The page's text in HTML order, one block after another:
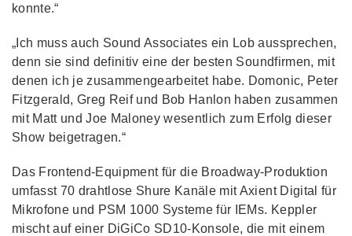
konnte.“
„Ich muss auch Sound Associates ein Lob aussprechen,
denn sie sind definitiv eine der besten Soundfirmen, mit
denen ich je zusammengearbeitet habe. Domonic, Peter
Fitzgerald, Greg Reif und Bob Hanlon haben zusammen
mit Matt und Joe Maloney wesentlich zum Erfolg dieser
Show beigetragen.“
Das Frontend-Equipment für die Broadway-Produktion
umfasst 70 drahtlose Shure Kanäle mit Axient Digital für
Mikrofone und PSM 1000 Systeme für IEMs. Keppler
mischt auf einer DiGiCo SD10-Konsole, die mit einem